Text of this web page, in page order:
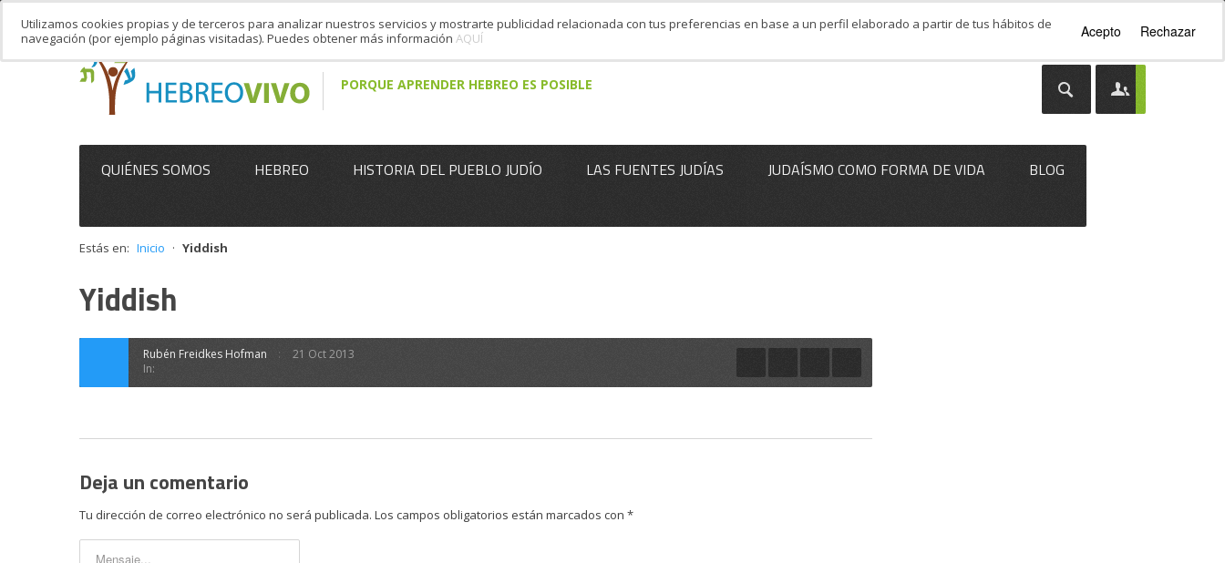
PORQUE APRENDER HEBREO ES POSIBLE
QUIÉNES SOMOS HEBREO HISTORIA DEL PUEBLO JUDÍO LAS FUENTES JUDÍAS JUDAÍSMO COMO FORMA DE VIDA BLOG
Estás en: Inicio · Yiddish
Yiddish
Rubén Freidkes Hofman
21 Oct 2013
In:
Deja un comentario
Tu dirección de correo electrónico no será publicada. Los campos obligatorios están marcados con *
Utilizamos cookies propias y de terceros para analizar nuestros servicios y mostrarte publicidad relacionada con tus preferencias en base a un perfil elaborado a partir de tus hábitos de
navegación (por ejemplo páginas visitadas). Puedes obtener más información AQUÍ Acepto Rechazar